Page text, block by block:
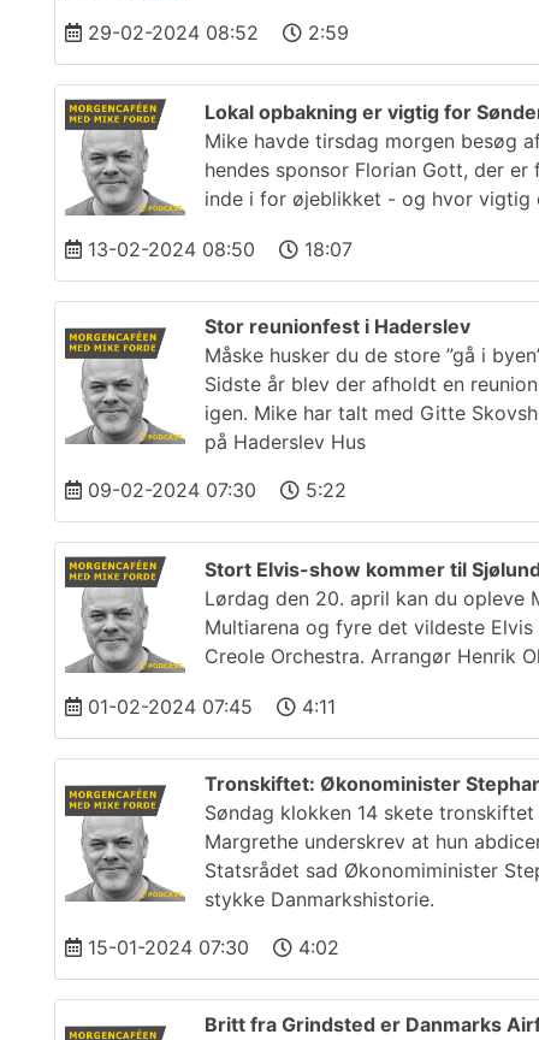
29-02-2024 08:52 2:59
Lokal opbakning er vigtig for
Mike havde tirsdag morgen besøg
hendes sponsor Florian Gott, der
inde i for øjeblikket - og hvor vigtig
13-02-2024 08:50 18:07
Stor reunionfest i Haderslev
Måske husker du de store ”gå i
Sidste år blev der afholdt en
igen. Mike har talt med Gitte
på Haderslev Hus
09-02-2024 07:30
5:22
Stort Elvis-show kommer til
Lørdag den 20. april kan du opleve
Multiarena og fyre det vildeste
Creole Orchestra. Arrangør Henrik
01-02-2024 07:45 4:11
Tronskiftet: Økonominister
Søndag klokken 14 skete
Margrethe underskrev at hun
Statsrådet sad Økonomiminister
stykke Danmarkshistorie.
15-01-2024 07:30
4:02
Britt fra Grindsted er Danmarks